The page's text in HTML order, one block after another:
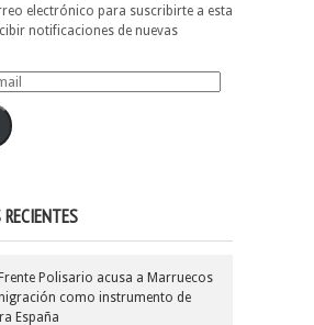
electrónico para suscribirte a esta
notificaciones de nuevas
Polisario acusa a Marruecos
como instrumento de
España